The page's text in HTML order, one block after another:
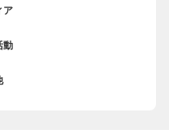
ア
動